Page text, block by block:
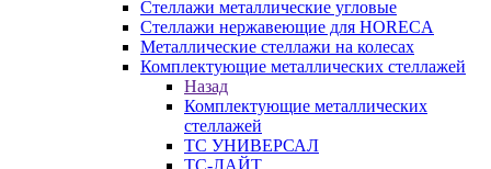
Стеллажи металлические угловые
Стеллажи нержавеющие для HORECA
Металлические стеллажи на колесах
Комплектующие металлических стеллажей
Назад
Комплектующие металлических
стеллажей
ТС УНИВЕРСАЛ
ТС-ЛАЙТ